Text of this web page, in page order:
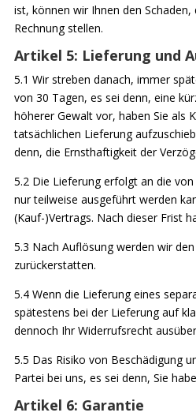
ist, können wir Ihnen den
Rechnung stellen.
Artikel 5: Lieferung und
5.1 Wir streben danach, immer
von 30 Tagen, es sei denn, eine
höherer Gewalt vor, haben Sie als
tatsächlichen Lieferung
denn, die Ernsthaftigkeit der
5.2 Die Lieferung erfolgt an die
nur teilweise ausgeführt werden
(Kauf-)Vertrags. Nach dieser Frist
5.3 Nach Auflösung werden wir
zurückerstatten.
5.4 Wenn die Lieferung eines
spätestens bei der Lieferung auf
dennoch Ihr Widerrufsrecht
5.5 Das Risiko von Beschädigung
Partei bei uns, es sei denn, Sie
Artikel 6: Garantie